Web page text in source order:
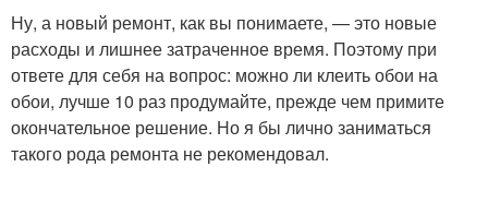
Ну, а новый ремонт, как вы понимаете, — это новые
расходы и лишнее затраченное время. Поэтому при
ответе для себя на вопрос: можно ли клеить обои на
обои, лучше 10 раз продумайте, прежде чем примите
окончательное решение. Но я бы лично заниматься
такого рода ремонта не рекомендовал.